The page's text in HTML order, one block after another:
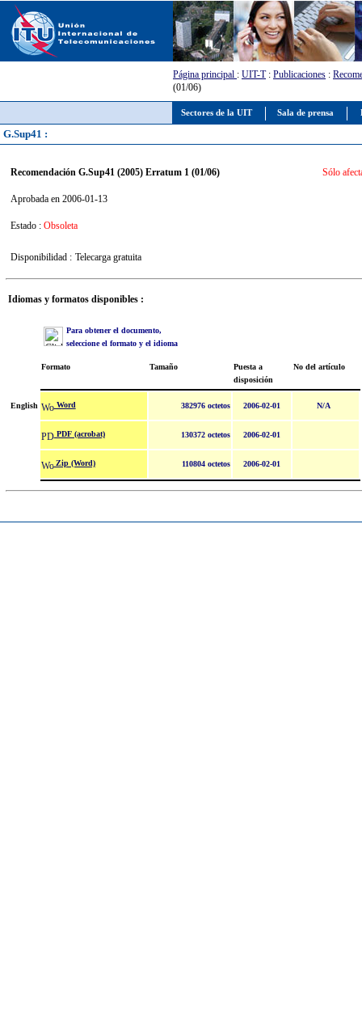
Sectores de la UIT Sala de prensa
Página principal : UIT-T: Publicaciones :
(01/06)
G.Sup41 :
Recomendación G.Sup41 (2005) Erratum 1 (01/06)
Aprobada en 2006-01-13
Estado : Obsoleta
Sólo
Disponibilidad : Telecarga gratuita
Idiomas y formatos disponibles :
Para obtener el documento,
seleccione el formato y el idioma
Formato Tamaño
Puesta a
disposición
No del artículo
English Word 382976 octetos 2006-02-01 N/A
PDF (acrobat) 130372 octetos 2006-02-01
Zip (Word) 110804 octetos 2006-02-01